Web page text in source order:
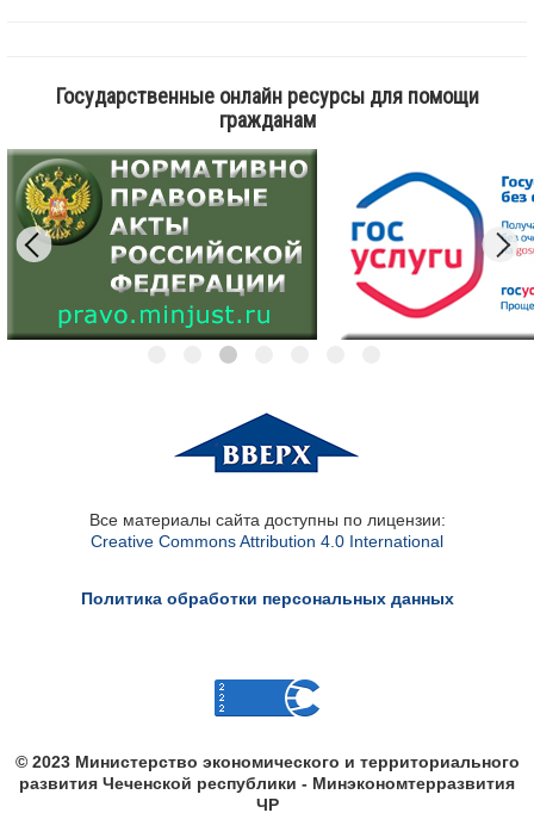
Государственные онлайн ресурсы для помощи
гражданам
Все материалы сайта доступны по лицензии:
Creative Commons Attribution 4.0 International
Политика обработки персональных данных
© 2023 Министерство экономического и территориального
развития Чеченской республики - Минэкономтерразвития
ЧР